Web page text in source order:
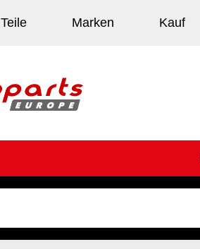
Teile Marken Kauf